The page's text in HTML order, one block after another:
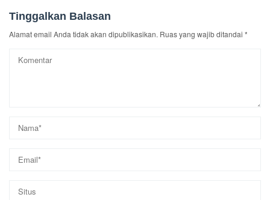
Tinggalkan Balasan
Alamat email Anda tidak akan dipublikasikan. Ruas yang wajib ditandai *